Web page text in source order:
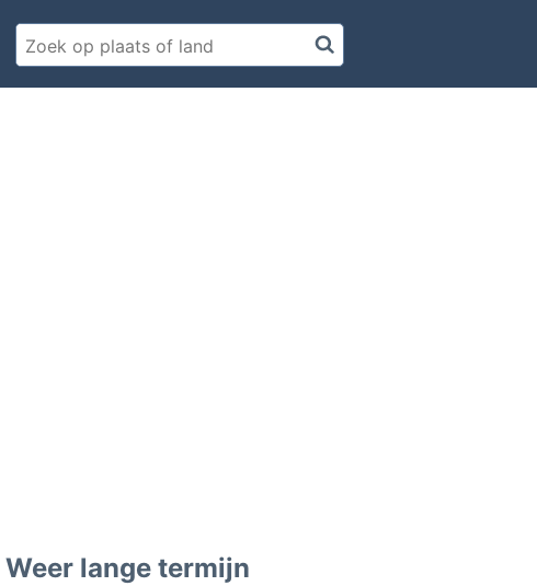
Weer lange termijn